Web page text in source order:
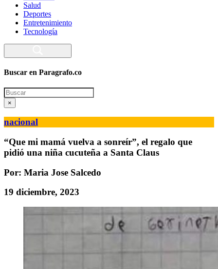
Salud
Deportes
Entretenimiento
Tecnología
Buscar en Paragrafo.co
Search
×
nacional
“Que mi mamá vuelva a sonreír”, el regalo que
pidió una niña cucuteña a Santa Claus
Por: Maria Jose Salcedo
19 diciembre, 2023